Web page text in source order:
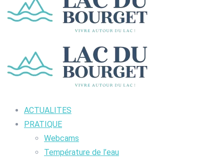
ACTUALITES
PRATIQUE
Webcams
Température de l’eau